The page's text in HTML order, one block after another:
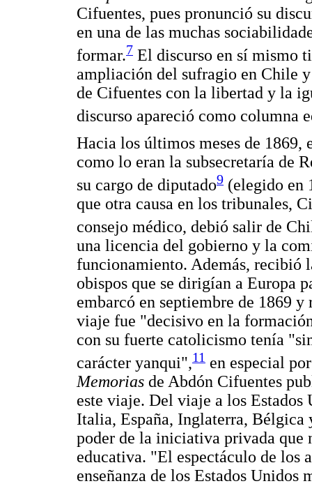
Cifuentes, pues pronunció su
en una de las muchas
formar.7 El discurso en sí mismo
ampliación del sufragio en Chile
de Cifuentes con la libertad y la
discurso apareció como columna
Hacia los últimos meses de 1869,
como lo eran la subsecretaría de
su cargo de diputado9 (elegido en
que otra causa en los tribunales,
consejo médico, debió salir de
una licencia del gobierno y la
funcionamiento. Además, recibió
obispos que se dirigían a Europa
embarcó en septiembre de 1869
viaje fue "decisivo en la
con su fuerte catolicismo tenía
carácter yanqui",11 en especial
Memorias de Abdón Cifuentes
este viaje. Del viaje a los
Italia, España, Inglaterra,
poder de la iniciativa privada que
educativa. "El espectáculo de los
enseñanza de los Estados